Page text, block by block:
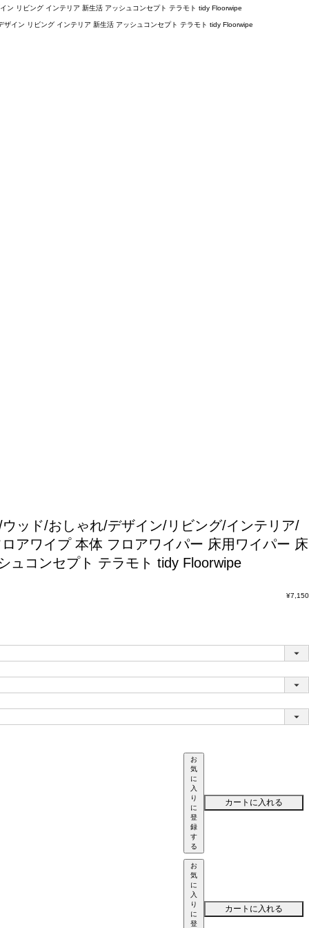
ン リビング インテリア 新生活 アッシュコンセプト テラモト tidy Floorwipe
イン リビング インテリア 新生活 アッシュコンセプト テラモト tidy Floorwipe
ッド/おしゃれ/デザイン/リビング/インテリア/
アワイプ 本体 フロアワイパー 床用ワイパー 床
ュコンセプト テラモト tidy Floorwipe
¥7,150
お
気
に
入
り
に
登
録
す
る
カートに入れる
お
気
に
入
り
に
登
カートに入れる